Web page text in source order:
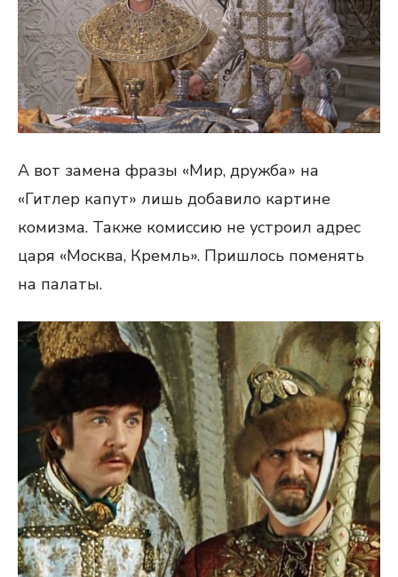
А вот замена фразы «Мир, дружба» на
«Гитлер капут» лишь добавило картине
комизма. Также комиссию не устроил адрес
царя «Москва, Кремль». Пришлось поменять
на палаты.